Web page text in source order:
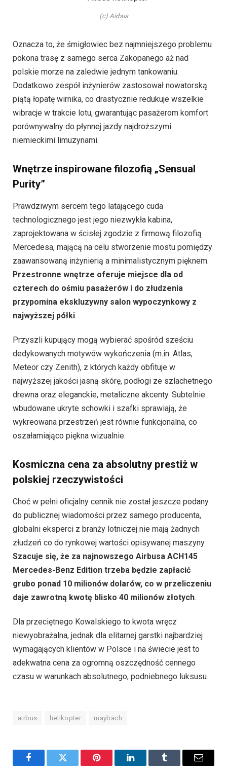
(c) Airbus
Oznacza to, że śmigłowiec bez najmniejszego problemu
pokona trasę z samego serca Zakopanego aż nad
polskie morze na zaledwie jednym tankowaniu.
Dodatkowo zespół inżynierów zastosował nowatorską
piątą łopatę wirnika, co drastycznie redukuje wszelkie
wibracje w trakcie lotu, gwarantując pasażerom komfort
porównywalny do płynnej jazdy najdroższymi
niemieckimi limuzynami.
Wnętrze inspirowane filozofią „Sensual
Purity”
Prawdziwym sercem tego latającego cuda
technologicznego jest jego niezwykła kabina,
zaprojektowana w ścisłej zgodzie z firmową filozofią
Mercedesa, mającą na celu stworzenie mostu pomiędzy
zaawansowaną inżynierią a minimalistycznym pięknem.
Przestronne wnętrze oferuje miejsce dla od
czterech do ośmiu pasażerów i do złudzenia
przypomina ekskluzywny salon wypoczynkowy z
najwyższej półki.
Przyszli kupujący mogą wybierać spośród sześciu
dedykowanych motywów wykończenia (m.in. Atlas,
Meteor czy Zenith), z których każdy obfituje w
najwyższej jakości jasną skórę, podłogi ze szlachetnego
drewna oraz eleganckie, metaliczne akcenty. Subtelnie
wbudowane ukryte schowki i szafki sprawiają, że
wykreowana przestrzeń jest równie funkcjonalna, co
oszałamiająco piękna wizualnie.
Kosmiczna cena za absolutny prestiż w
polskiej rzeczywistości
Choć w pełni oficjalny cennik nie został jeszcze podany
do publicznej wiadomości przez samego producenta,
globalni eksperci z branży lotniczej nie mają żadnych
złudzeń co do rynkowej wartości opisywanej maszyny.
Szacuje się, że za najnowszego Airbusa ACH145
Mercedes-Benz Edition trzeba będzie zapłacić
grubo ponad 10 milionów dolarów, co w przeliczeniu
daje zawrotną kwotę blisko 40 milionów złotych.
Dla przeciętnego Kowalskiego to kwota wręcz
niewyobrażalna, jednak dla elitarnej garstki najbardziej
wymagających klientów w Polsce i na świecie jest to
adekwatna cena za ogromną oszczędność cennego
czasu w warunkach absolutnego, podniebnego luksusu.
airbus helikopter maybach
FacebookTwitter Pinterest LinkedInTumblr Email